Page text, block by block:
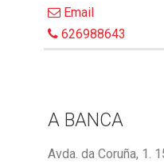
Email
626988643
A BANCA
Avda. da Coruña, 1.